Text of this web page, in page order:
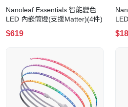
Nanoleaf Essentials 智能變色
LED 內嵌筒燈(支援Matter)(4件)
$619